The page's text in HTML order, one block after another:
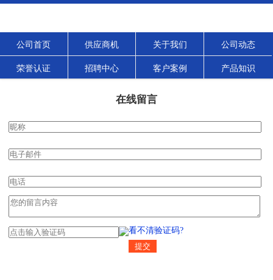
公司首页 供应商机 关于我们 公司动态
荣誉认证 招聘中心 客户案例 产品知识
在线留言
看不清验证码?